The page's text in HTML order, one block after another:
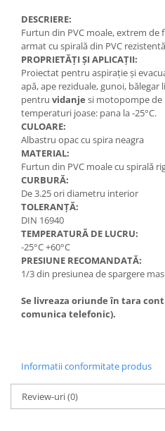
DESCRIERE:
Furtun din PVC moale, extrem de
armat cu spirală din PVC
PROPRIETĂȚI ȘI APLICAȚII:
Proiectat pentru aspirație și
apă, ape reziduale, gunoi, bălegar
pentru vidanje si motopompe de
temperaturi joase: pana la -25°C.
CULOARE:
Albastru opac cu spira neagra
MATERIAL:
Furtun din PVC moale cu spirală
CURBURĂ:
De 3.25 ori diametru interior
TOLERANȚĂ:
DIN 16940
TEMPERATURĂ DE LUCRU:
-25°C +60°C
PRESIUNE RECOMANDATĂ:
1/3 din presiunea de spargere
Se livreaza oriunde în tara
comunica telefonic).
Informatii conformitate produs
Review-uri(0)